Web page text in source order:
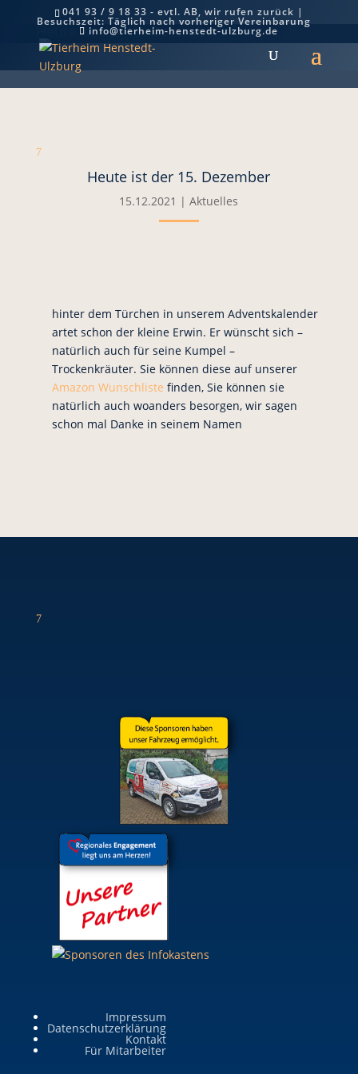
041 93 / 9 18 33 - evtl. AB, wir rufen zurück |
Besuchszeit: Täglich nach vorheriger Vereinbarung
info@tierheim-henstedt-ulzburg.de
Heute ist der 15. Dezember
7
Heute ist der 15. Dezember
15.12.2021 |Aktuelles
hinter dem Türchen in unserem Adventskalender
artet schon der kleine Erwin. Er wünscht sich –
natürlich auch für seine Kumpel –
Trockenkräuter. Sie können diese auf unserer
Amazon Wunschliste finden, Sie können sie
natürlich auch woanders besorgen, wir sagen
schon mal Danke in seinem Namen
7
Impressum
Datenschutzerklärung
Kontakt
Für Mitarbeiter